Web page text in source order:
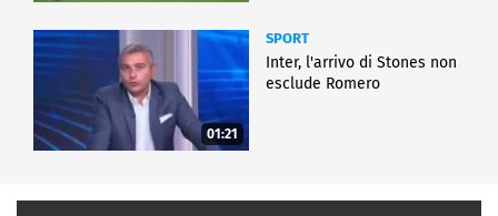
01:21
SPORT
Inter, l'arrivo di Stones non
esclude Romero